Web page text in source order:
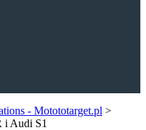
- Motototarget.pl >
i Audi S1